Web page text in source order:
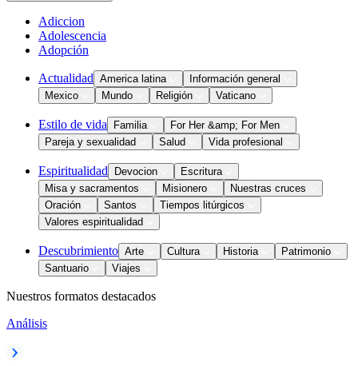
Adiccion
Adolescencia
Adopción
Actualidad America latina
Información general
Mexico
Mundo Religión Vaticano
Estilo de vida Familia
For Her &amp; For Men
Pareja y sexualidad
Salud Vida profesional
Espiritualidad Devocion
Escritura
Misa y sacramentos
Misionero
Nuestras cruces
Oración
Santos
Tiempos litúrgicos
Valores espiritualidad
Descubrimiento Arte Cultura Historia
Patrimonio
Santuario
Viajes
Nuestros formatos destacados
Análisis